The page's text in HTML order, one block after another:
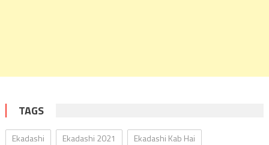
TAGS
Ekadashi Ekadashi 2021
Ekadashi Kab Hai